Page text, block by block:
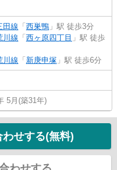
田線 「 西巣鴨 」駅 徒歩3分
川線 「 西ヶ原四丁目 」駅 徒歩
川線 「 新庚申塚 」駅 徒歩6分
5月(築31年)
せする(無料)